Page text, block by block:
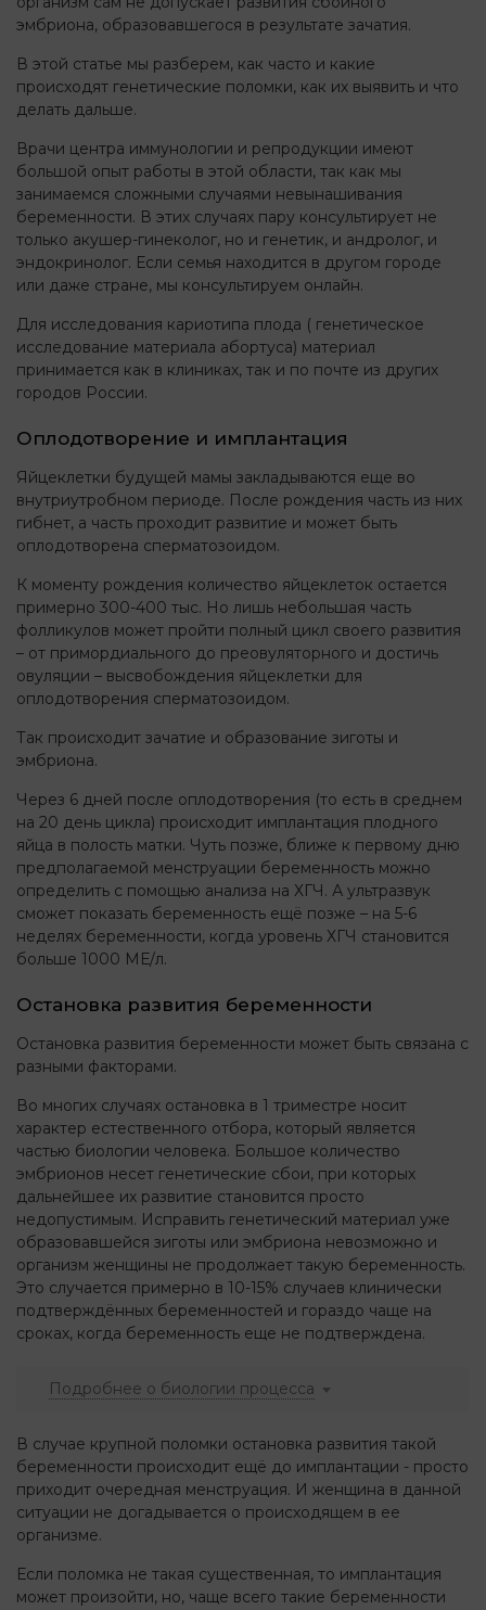
эмбриона, образовавшегося в результате зачатия.
В этой статье мы разберем, как часто и какие
происходят генетические поломки, как их выявить и что
делать дальше.
Врачи центра иммунологии и репродукции имеют
большой опыт работы в этой области, так как мы
занимаемся сложными случаями невынашивания
беременности. В этих случаях пару консультирует не
только акушер-гинеколог, но и генетик, и андролог, и
эндокринолог. Если семья находится в другом городе
или даже стране, мы консультируем онлайн.
Для исследования кариотипа плода ( генетическое
исследование материала абортуса) материал
принимается как в клиниках, так и по почте из других
городов России.
Оплодотворение и имплантация
Яйцеклетки будущей мамы закладываются еще во
внутриутробном периоде. После рождения часть из них
гибнет, а часть проходит развитие и может быть
оплодотворена сперматозоидом.
К моменту рождения количество яйцеклеток остается
примерно 300-400 тыс. Но лишь небольшая часть
фолликулов может пройти полный цикл своего развития
– от примордиального до преовуляторного и достичь
овуляции – высвобождения яйцеклетки для
оплодотворения сперматозоидом.
Так происходит зачатие и образование зиготы и
эмбриона.
Через 6 дней после оплодотворения (то есть в среднем
на 20 день цикла) происходит имплантация плодного
яйца в полость матки. Чуть позже, ближе к первому дню
предполагаемой менструации беременность можно
определить с помощью анализа на ХГЧ. А ультразвук
сможет показать беременность ещё позже – на 5-6
неделях беременности, когда уровень ХГЧ становится
больше 1000 МЕ/л.
Остановка развития беременности
Остановка развития беременности может быть связана с
разными факторами.
Во многих случаях остановка в 1 триместре носит
характер естественного отбора, который является
частью биологии человека. Большое количество
эмбрионов несет генетические сбои, при которых
дальнейшее их развитие становится просто
недопустимым. Исправить генетический материал уже
образовавшейся зиготы или эмбриона невозможно и
организм женщины не продолжает такую беременность.
Это случается примерно в 10-15% случаев клинически
подтверждённых беременностей и гораздо чаще на
сроках, когда беременность еще не подтверждена.
Подробнее о биологии процесса
В случае крупной поломки остановка развития такой
беременности происходит ещё до имплантации - просто
приходит очередная менструация. И женщина в данной
ситуации не догадывается о происходящем в ее
организме.
Если поломка не такая существенная, то имплантация
может произойти, но, чаще всего такие беременности